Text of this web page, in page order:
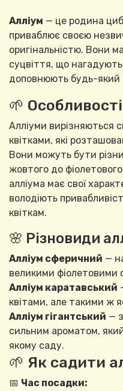
Алліум — це родина
приваблює своєю
оригінальністю. Вони
суцвіття, що
доповнюють будь-який
🌱
Алліуми вирізняються
квітками, які
Вони можуть бути
жовтого до
алліума має свої
володіють
квіткам.
🌸 Різновиди
Алліум сферичний —
великими фіолетовими
Алліум каратавський
квітами, але такими ж
Алліум гігантський —
сильним ароматом,
якому саду.
🌱 Як садити
📅 Час посадки: